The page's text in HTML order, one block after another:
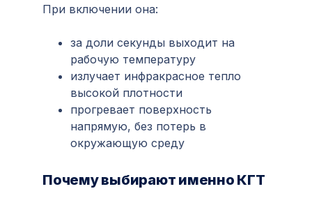
При включении она:
за доли секунды выходит на
рабочую температуру
излучает инфракрасное тепло
высокой плотности
прогревает поверхность
напрямую, без потерь в
окружающую среду
Почему выбирают именно КГТ